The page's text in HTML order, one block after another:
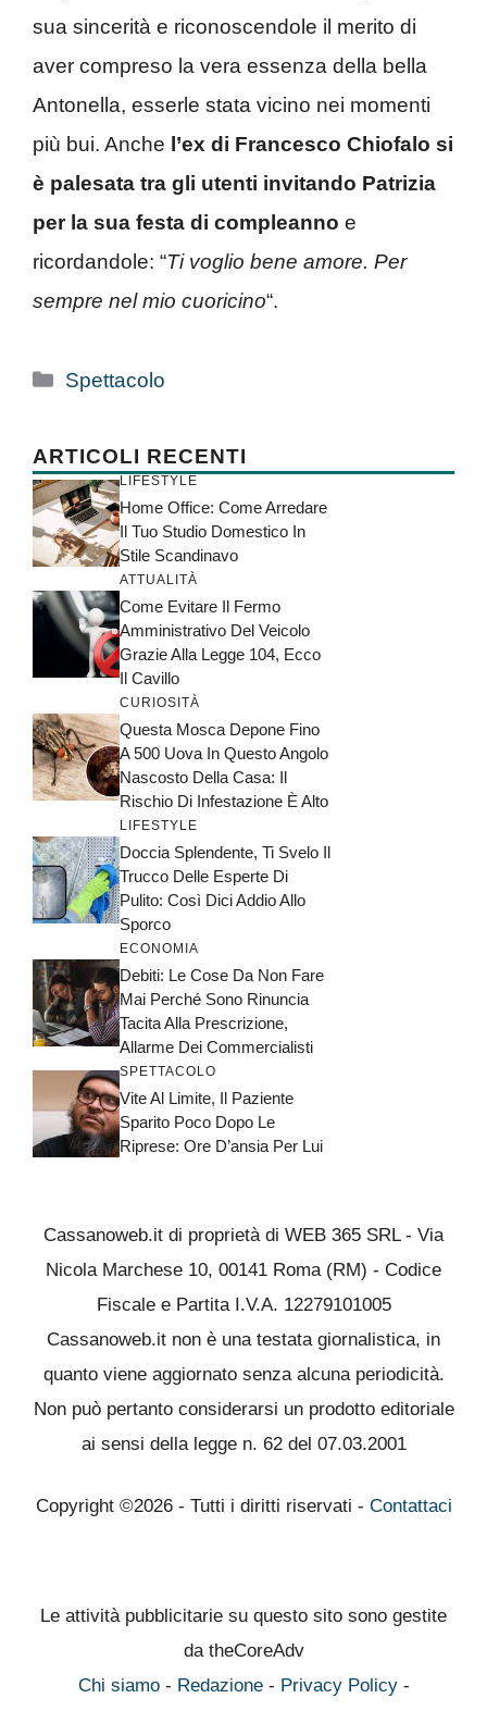
sua sincerità e riconoscendole il merito di
aver compreso la vera essenza della bella
Antonella, esserle stata vicino nei momenti
più bui. Anche l’ex di Francesco Chiofalo si
è palesata tra gli utenti invitando Patrizia
per la sua festa di compleanno e
ricordandole: “Ti voglio bene amore. Per
sempre nel mio cuoricino“.
Categorie
Spettacolo
ARTICOLI RECENTI
LIFESTYLE
Home Office: Come Arredare
Il Tuo Studio Domestico In
Stile Scandinavo
ATTUALITÀ
Come Evitare Il Fermo
Amministrativo Del Veicolo
Grazie Alla Legge 104, Ecco
Il Cavillo
CURIOSITÀ
Questa Mosca Depone Fino
A 500 Uova In Questo Angolo
Nascosto Della Casa: Il
Rischio Di Infestazione È Alto
LIFESTYLE
Doccia Splendente, Ti Svelo Il
Trucco Delle Esperte Di
Pulito: Così Dici Addio Allo
Sporco
ECONOMIA
Debiti: Le Cose Da Non Fare
Mai Perché Sono Rinuncia
Tacita Alla Prescrizione,
Allarme Dei Commercialisti
SPETTACOLO
Vite Al Limite, Il Paziente
Sparito Poco Dopo Le
Riprese: Ore D’ansia Per Lui
Cassanoweb.it di proprietà di WEB 365 SRL - Via
Nicola Marchese 10, 00141 Roma (RM) - Codice
Fiscale e Partita I.V.A. 12279101005
Cassanoweb.it non è una testata giornalistica, in
quanto viene aggiornato senza alcuna periodicità.
Non può pertanto considerarsi un prodotto editoriale
ai sensi della legge n. 62 del 07.03.2001
Copyright ©2026 - Tutti i diritti riservati - Contattaci
Le attività pubblicitarie su questo sito sono gestite
da theCoreAdv
Chi siamo- Redazione- Privacy Policy-